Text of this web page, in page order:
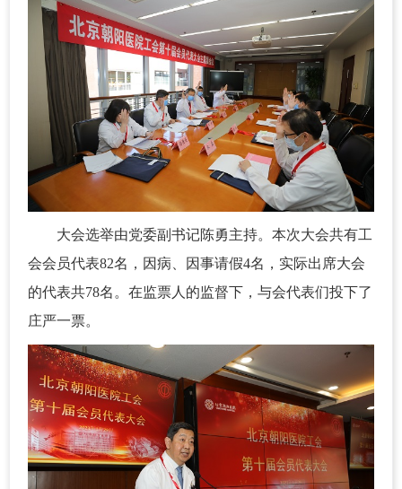
大会选举由党委副书记陈勇主持。 本次大会共有工
会会员代表82名，因病、因事请假4名，实际出席大会
的代表共78名。在监票人的监督下，与会代表们投下了
庄严一票。